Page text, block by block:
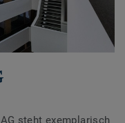
steht exemplarisch